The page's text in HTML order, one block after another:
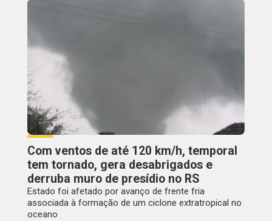
Com ventos de até 120 km/h, temporal
tem tornado, gera desabrigados e
derruba muro de presídio no RS
Estado foi afetado por avanço de frente fria
associada à formação de um ciclone extratropical no
oceano